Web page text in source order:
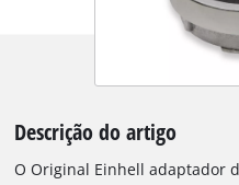
Descrição do artigo
O Original Einhell adaptador